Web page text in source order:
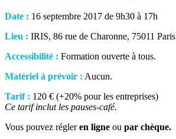
Date : 16 septembre 2017 de 9h30 à 17h
Lieu : IRIS, 86 rue de Charonne, 75011 Paris
Accessibilité : Formation ouverte à tous.
Matériel à prévoir : Aucun.
Tarif : 120 € (+20% pour les entreprises)
Ce tarif inclut les pauses-café.
Vous pouvez régleren ligne ou par chèque.